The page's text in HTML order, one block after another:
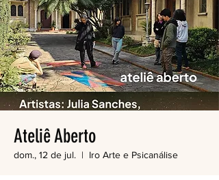
Ateliê Aberto
dom., 12 de jul.
  |
Iro Arte e Psicanálise